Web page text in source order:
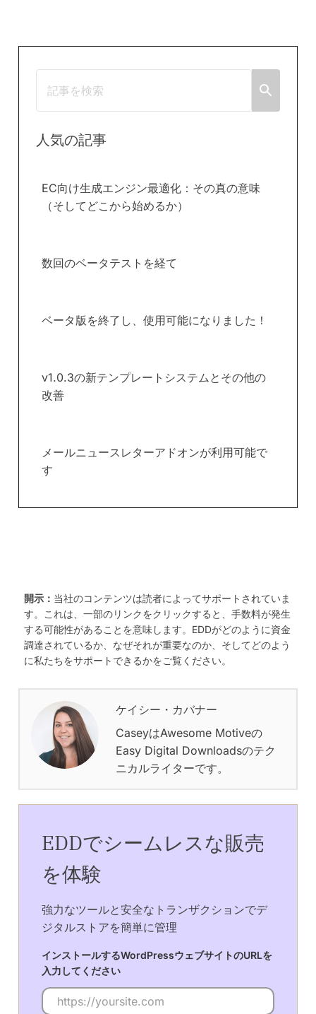
人気の記事
EC向け生成エンジン最適化：その真の意味
（そしてどこから始めるか）
数回のベータテストを経て
ベータ版を終了し、使用可能になりました！
v1.0.3の新テンプレートシステムとその他の
改善
メールニュースレターアドオンが利用可能で
す
開示： 当社のコンテンツは読者によってサポートされていま
す。これは、一部のリンクをクリックすると、手数料が発生
する可能性があることを意味します。EDDがどのように資金
調達されているか、なぜそれが重要なのか、そしてどのよう
に私たちをサポートできるかをご覧ください。
ケイシー・カバナー
CaseyはAwesome Motiveの
Easy Digital Downloadsのテク
ニカルライターです。
EDDでシームレスな販売
を体験
強力なツールと安全なトランザクションでデ
ジタルストアを簡単に管理
インストールするWordPressウェブサイトのURLを
入力してください